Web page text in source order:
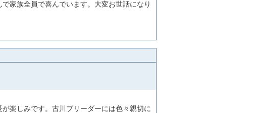
家族全員で喜んでいます。大変お世話になり
楽しみです。古川ブリーダーには色々親切に